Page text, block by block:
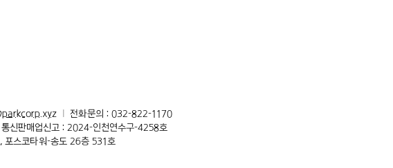
전화문의 : 032-822-1170
신판매업신고 : 2024-인천연수구-4258호
포스코타워-송도 26층 531호